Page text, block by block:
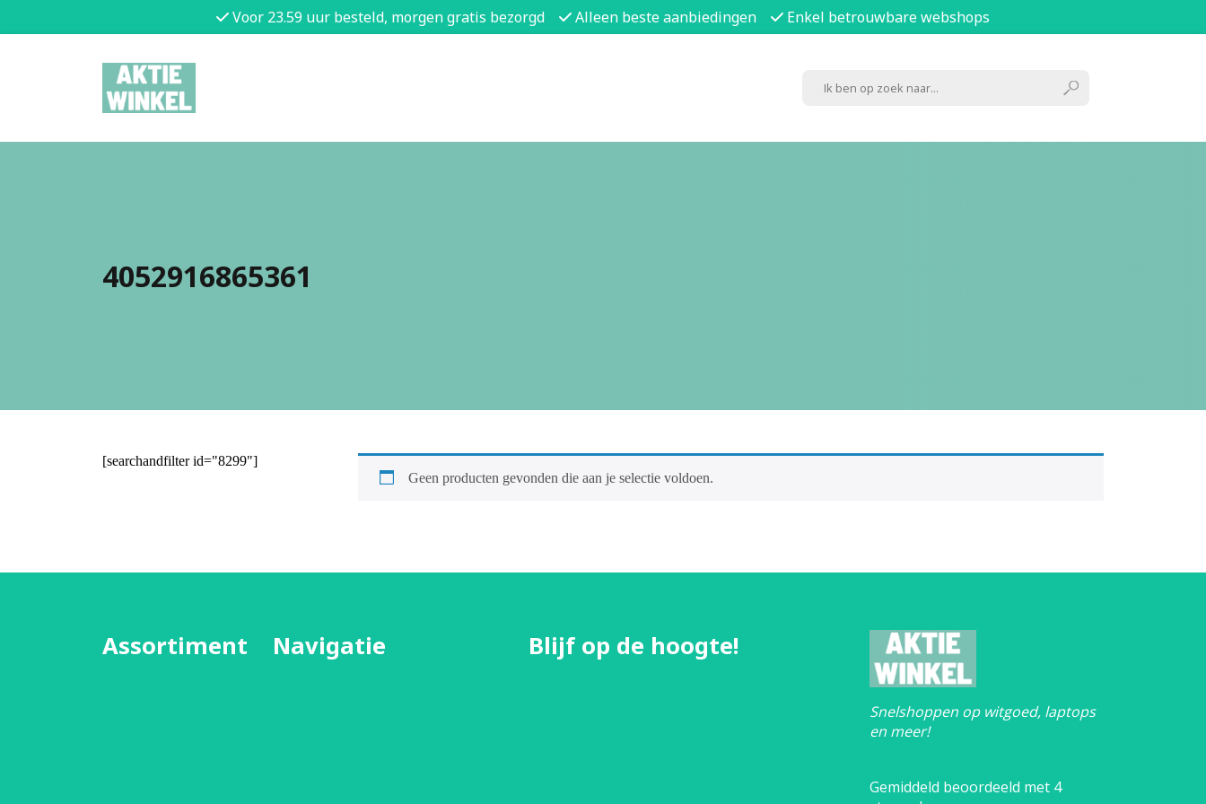
Voor 23.59 uur besteld, morgen gratis bezorgd Alleen beste aanbiedingen Enkel betrouwbare webshops
4052916865361
[searchandfilter id="8299"]
Geen producten gevonden die aan je selectie voldoen.
Assortiment Navigatie Blijf op de hoogte!
Snelshoppen op witgoed, laptops
en meer!
Gemiddeld beoordeeld met 4